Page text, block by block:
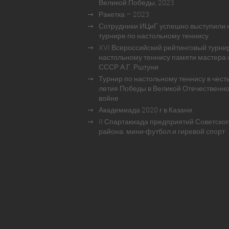
Великой Победы, 2023
Ракетка – 2023
Сотрудники ИЦиГ успешно выступили
турнире по настольному теннису
XVI Всероссийский рейтинговый
настольному теннису памяти мастера
СССР А.Г. Рштуни
Турнир по настольному теннису в
летия Победы в Великой
войне
Академиада 2020 г в Казани.
II Спартакиада предприятий
района: мини-футбол и гиревой спорт